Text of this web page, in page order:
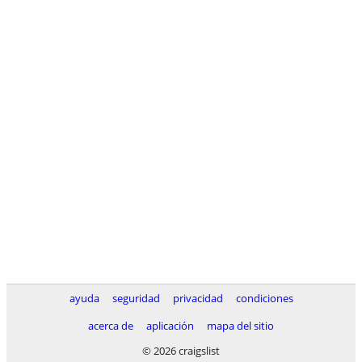
ayuda seguridad privacidad
condiciones
acerca de
aplicación
mapa del sitio
© 2026 craigslist